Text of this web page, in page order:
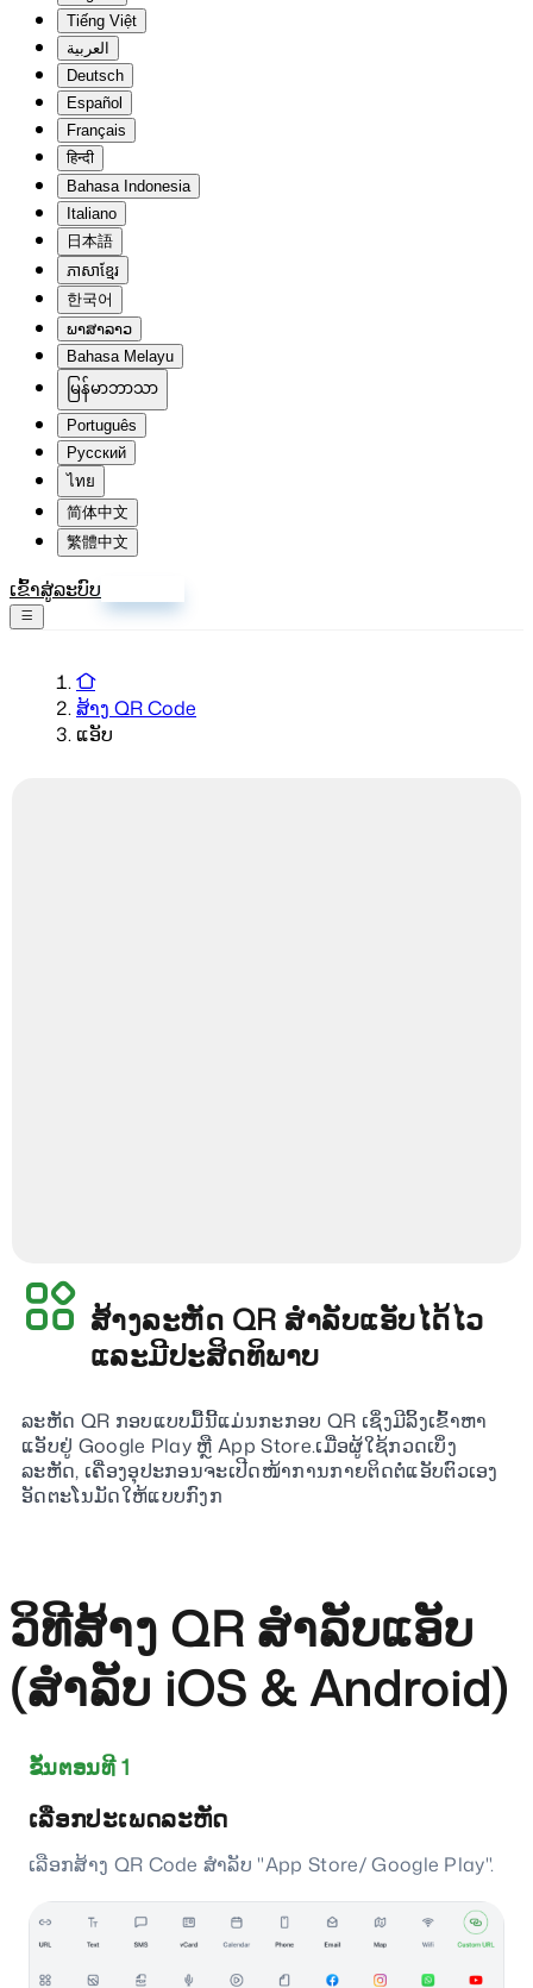
Tiếng Việt
العربية
Deutsch
Español
Français
हिन्दी
Bahasa Indonesia
Italiano
日本語
ភាសាខ្មែរ
한국어
ພາສາລາວ
Bahasa Melayu
မြန်မာဘာသာ
Português
Русский
ไทย
简体中文
繁體中文
ເຂົ້າສູ່ລະບົບ
ສ້າງ QR Code
ແອັບ
ສ້າງລະຫັດ QR ສໍາລັບແອັບໄດ້ໄວ
ແລະມີປະສິດທິພາບ
ລະຫັດ QR ກອບແບບມື້ນີ້ແມ່ນກະກອບ QR ເຊິ່ງມີລິ້ງເຂົ້າຫາ
ແອັບຢູ່ Google Play ຫຼື App Store.ເມື່ອຜູ້ໃຊ້ກວດເບິ່ງ
ລະຫັດ, ເຄື່ອງອຸປະກອນຈະເປີດໜ້າການກາຍຕິດຕໍ່ແອັບຕົວເອງ
ອັດຕະໂນມັດໃຫ້ແບບກົງກ
ວິທີສ້າງ QR ສໍາລັບແອັບ
(ສໍາລັບ iOS & Android)
ຂັ້ນຕອນທີ 1
ເລືອກປະເພດລະຫັດ
ເລືອກສ້າງ QR Code ສຳລັບ "App Store/ Google Play".